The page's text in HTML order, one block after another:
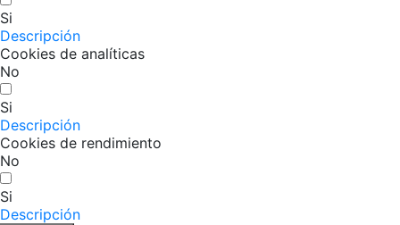
Si
Descripción
Cookies de analíticas
No
Si
Descripción
Cookies de rendimiento
No
Si
Descripción